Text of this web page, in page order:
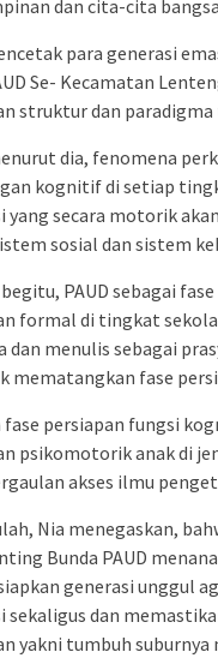
dan cita-cita
para generasi
Se- Kecamatan
struktur dan
dia, fenomena
kognitif di setiap
yang secara motorik
sosial dan sistem
PAUD sebagai
formal di tingkat
dan menulis sebagai
mematangkan fase
fase persiapan fungsi
psikomotorik anak di
akses ilmu
Nia menegaskan,
Bunda PAUD
generasi unggul
sekaligus dan
yakni tumbuh suburnya